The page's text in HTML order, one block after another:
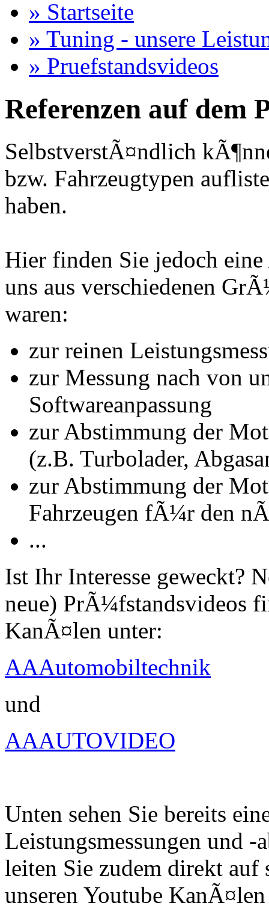
» Startseite
» Tuning - unsere
» Pruefstandsvideos
Referenzen auf dem
SelbstverstÃ¤ndlich
bzw. Fahrzeugtypen
haben.
Hier finden Sie jedoch
uns aus verschiedenen
waren:
zur reinen
zur Messung nach von
Softwareanpassung
zur Abstimmung der
(z.B. Turbolader,
zur Abstimmung der
Fahrzeugen fÃ¼r den
...
Ist Ihr Interesse geweckt?
neue) PrÃ¼fstandsvideos
KanÃ¤len unter:
AAAutomobiltechnik
und
AAAUTOVIDEO
Unten sehen Sie bereits
Leistungsmessungen und -
leiten Sie zudem direkt auf
unseren Youtube